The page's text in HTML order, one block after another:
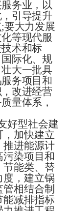
务业，以
， 引导提升
;要大力发展
等现代服
术和标
际化、规
大一批具
务项目和
改进经营
量体系，
好型社会建
加快建立
推进能源计
染项目和
节能类、替
，建立锅
相结合制
能减排指标